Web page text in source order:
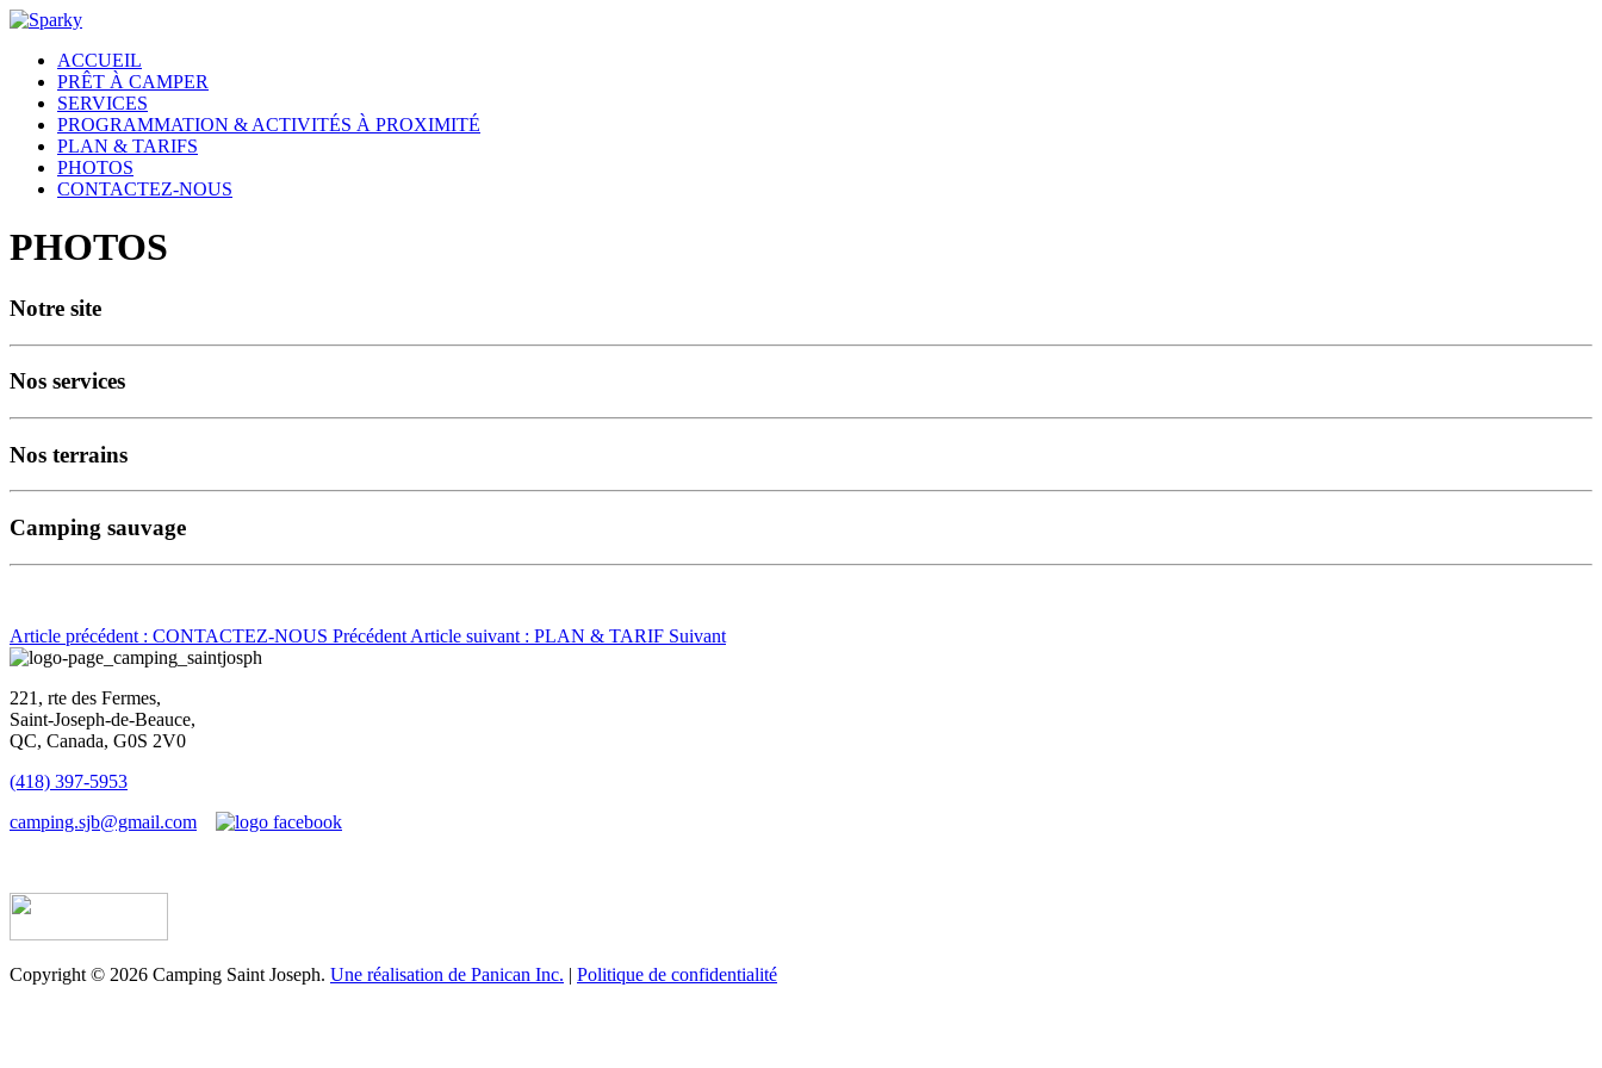
ACCUEIL
PRÊT À CAMPER
SERVICES
PROGRAMMATION & ACTIVITÉS À PROXIMITÉ
PLAN & TARIFS
PHOTOS
CONTACTEZ-NOUS
PHOTOS
Notre site
Nos services
Nos terrains
Camping sauvage
Article précédent : CONTACTEZ-NOUS Précédent Article suivant : PLAN & TARIF Suivant
221, rte des Fermes,
Saint-Joseph-de-Beauce,
QC, Canada, G0S 2V0
(418) 397-5953
camping.sjb@gmail.com
Copyright © 2026 Camping Saint Joseph. Une réalisation de Panican Inc. | Politique de confidentialité